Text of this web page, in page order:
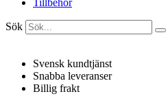
Tillbehör
Sök
Svensk kundtjänst
Snabba leveranser
Billig frakt